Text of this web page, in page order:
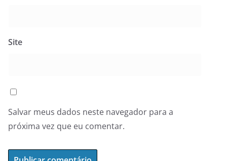
Site
Salvar meus dados neste navegador para a
próxima vez que eu comentar.